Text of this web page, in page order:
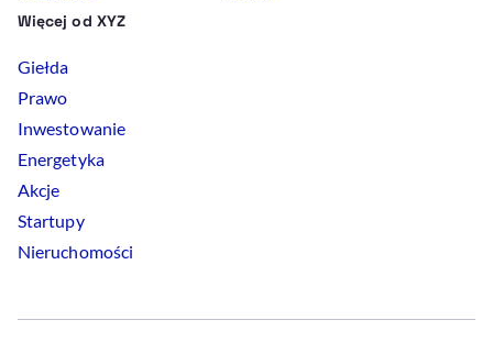
Więcej od XYZ
Giełda
Prawo
Inwestowanie
Energetyka
Akcje
Startupy
Nieruchomości